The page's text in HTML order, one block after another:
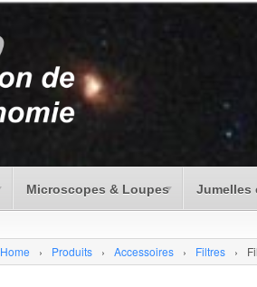
Microscopes & Loupes Jumelles
Home › Produits › Accessoires › Filtres ›